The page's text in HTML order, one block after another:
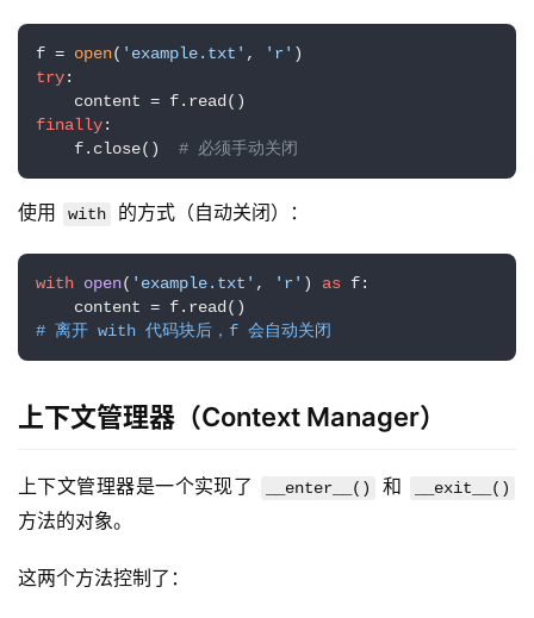
f = open( 'example.txt' , 'r'
try:
finally:
    f.close()
# 必须手动关闭
使用 with 的方式（自动关闭）：
with open( 'example.txt' , 'r' ) as f:
    content
# 离开 with 代码块后，f 会自动关闭
上下文管理器（Context Manager）
上下文管理器是一个实现了 __enter__() 和 __exit__()
方法的对象。
这两个方法控制了：